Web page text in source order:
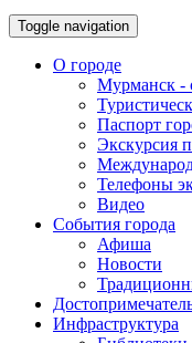
Toggle navigation
О городе
Мурманск -
Паспорт
Экскурсия
Телефоны
Видео
События города
Афиша
Новости
Инфраструктура